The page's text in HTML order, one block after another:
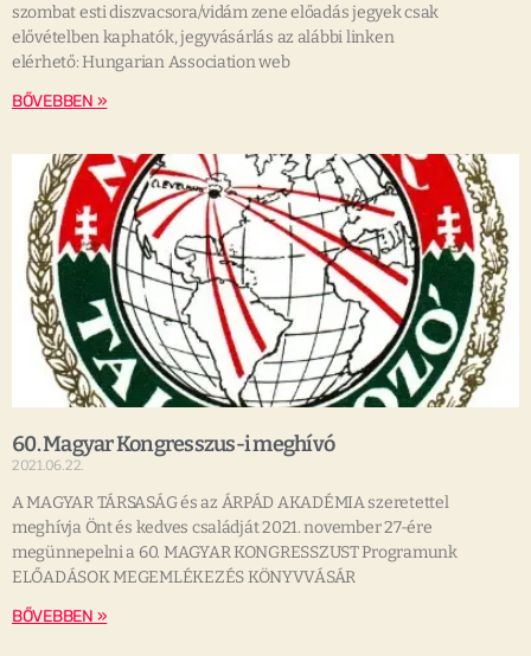
szombat esti diszvacsora/vidám zene előadás jegyek csak
elővételben kaphatók, jegyvásárlás az alábbi linken
elérhető: Hungarian Association web
BŐVEBBEN »
60. Magyar Kongresszus-i meghívó
2021.06.22.
A MAGYAR TÁRSASÁG és az ÁRPÁD AKADÉMIA szeretettel
meghívja Önt és kedves családját 2021. november 27-ére
megünnepelni a 60. MAGYAR KONGRESSZUST Programunk
ELŐADÁSOK MEGEMLÉKEZÉS KÖNYVVÁSÁR
BŐVEBBEN »